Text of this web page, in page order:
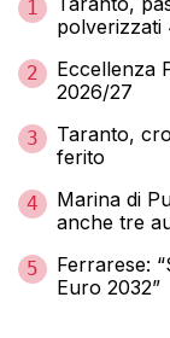
1
polverizzati
2
Eccellenza
2026/27
3
Taranto,
ferito
4
Marina di
anche tre
5
Ferrarese:
Euro 2032”